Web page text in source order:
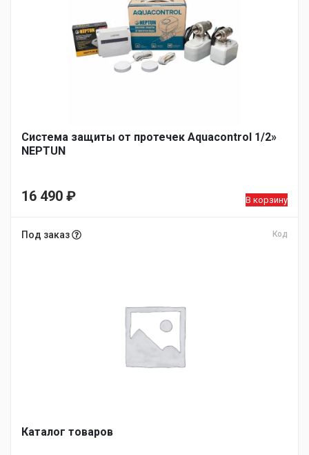
Система защиты от протечек Aquacontrol 1/2»
NEPTUN
16 490 ₽ В корзину
Под заказ Код
Каталог товаров